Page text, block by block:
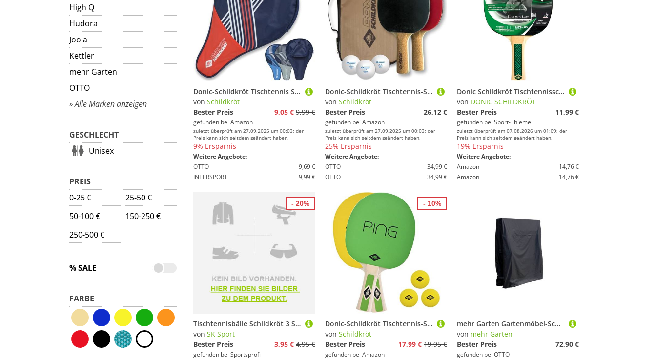
High Q
Hudora
Joola
Kettler
mehr Garten
OTTO
» Alle Marken anzeigen
GESCHLECHT
Unisex
PREIS
0-25 €
25-50 €
50-100 €
150-250 €
250-500 €
% SALE
FARBE
Donic-Schildkröt Tischtennis Schlägerhülle Trendline, Schlägerhülle für einen Schläger, inkl. Ballfach für 3 Bälle
von Schildkröt
Bester Preis
9,05 € 9,99 €
gefunden bei Amazon
zuletzt überprüft am 27.09.2025 um 00:03; der
Preis kann sich seitdem geändert haben.
9% Ersparnis
Weitere Angebote:
OTTO
9,69 €
INTERSPORT
9,99 €
Donic-Schildkröt Tischtennis-Set Persson 500, 2 Schläger mit angenehmen Korkgriff, 3 Bälle in sehr guter 2* Qualität, wertige Tasche, komplette Ausstattung, 788490
von Schildkröt
Bester Preis
26,12 €
gefunden bei Amazon
zuletzt überprüft am 27.09.2025 um 00:03; der
Preis kann sich seitdem geändert haben.
25% Ersparnis
Weitere Angebote:
OTTO
34,99 €
OTTO
34,99 €
Donic Schildkröt Tischtennisschläger "Champsline 400"
von DONIC SCHILDKRÖT
Bester Preis
11,99 €
gefunden bei Sport-Thieme
zuletzt überprüft am 07.08.2026 um 01:09; der
Preis kann sich seitdem geändert haben.
19% Ersparnis
Weitere Angebote:
Amazon
14,76 €
Amazon
14,76 €
Tischtennisbälle Schildkröt 3 Stern Avantgarde 3er Packung
von SK Sport
Bester Preis
3,95 € 4,95 €
gefunden bei Sportsprofi
- 20%
Donic-Schildkröt Tischtennis-Set Ping Pong, 2 Schläger mit Grün-Gelben Belägen, 3 gelbe Bälle, in Tragetasche, 788486
von Schildkröt
Bester Preis
17,99 € 19,95 €
gefunden bei Amazon
- 10%
mehr Garten Gartenmöbel-Schutzhülle Protect, Premium Tischtennisplatte-Schutzhülle: 165(B)x40/80(T)x185(H) cm I Rob
von mehr Garten
Bester Preis
72,90 €
gefunden bei OTTO